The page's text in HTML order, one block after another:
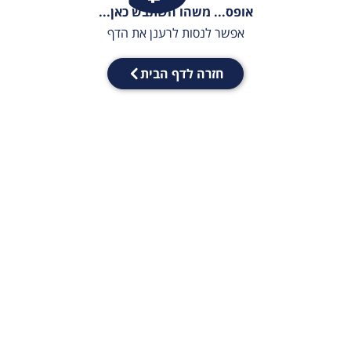
אופס... משהו השתבש כאן...
אפשר לנסות לרענן את הדף
חזרה לדף הבית